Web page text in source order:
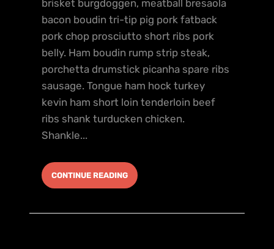
brisket burgdoggen, meatball bresaola
bacon boudin tri-tip pig pork fatback
pork chop prosciutto short ribs pork
belly. Ham boudin rump strip steak,
porchetta drumstick picanha spare ribs
sausage. Tongue ham hock turkey
kevin ham short loin tenderloin beef
ribs shank turducken chicken.
Shankle...
CONTINUE READING